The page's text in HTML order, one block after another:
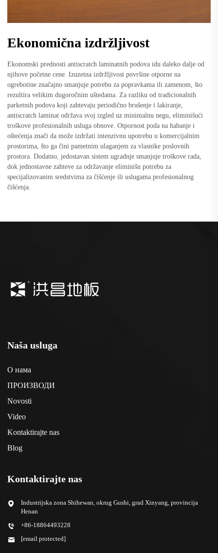
Ekonomična izdržljivost
Ekonomski prednosti antiscratch laminatnih podova idu daleko dalje od
njihove početne cene. Izuzetna izdržljivost površine otporne na
ogrebotine značajno smanjuje potrebu za popravkama ili zamenom, što
rezultira velikim dugoročnim uštedama. Za razliku od tradicionalnih
parketnih podova koji zahtevaju periodično brušenje i lakiranje,
antiscratch laminat održava svoj izgled uz minimalnu negu, eliminišući
troškove profesionalnih usluga obnove. Otpornost poda na habanje i
oštećenja znači da može izdržati intenzivnu upotrebu u komercijalnim
prostorima, što ga čini pametnim ulaganjem za vlasnike poslovnih
prostora. Dodatno, jedostavan sistem ugradnje smanjuje troškove rada,
dok jednostavne zahteve za održavanje eliminišu potrebu za
specijalizovanim sredstvima za čišćenje ili uslugama profesionalnog
čišćenja.
Naša usluga
О нама
ПРОИЗВОДИ
Novosti
Video
Kontaktirajte nas
Blog
Kontaktirajte nas
Industrijska zona Shihewan, okrug Gushi, grad Xinyang, provincija
Henan
+86-18864493228
[email protected]